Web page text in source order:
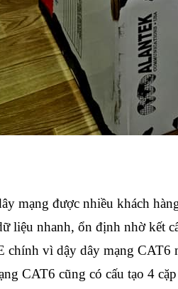
mạng được nhiều khách
liệu nhanh, ổn định nhờ kết
chính vì dậy dây mạng CAT6
CAT6 cũng có cấu tạo 4